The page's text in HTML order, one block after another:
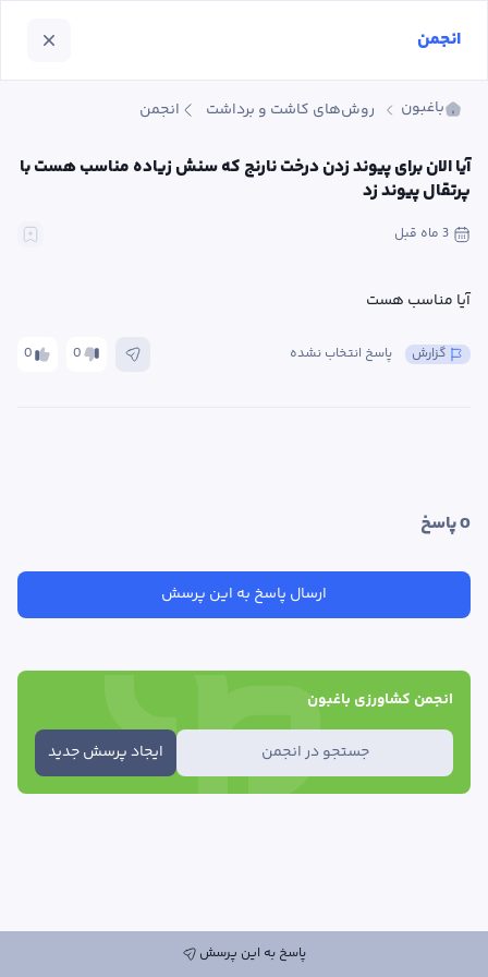
باغبون روش‌های کاشت و برداشت انجمن
پرتقال پیوند زد
3 ماه قبل
آیا مناسب هست
0 0 پاسخ انتخاب نشده گزارش
0 پاسخ
ارسال پاسخ به این پرسش
انجمن کشاورزی باغبون
ایجاد پرسش جدید جستجو در انجمن
پاسخ به این پرسش
انجمن